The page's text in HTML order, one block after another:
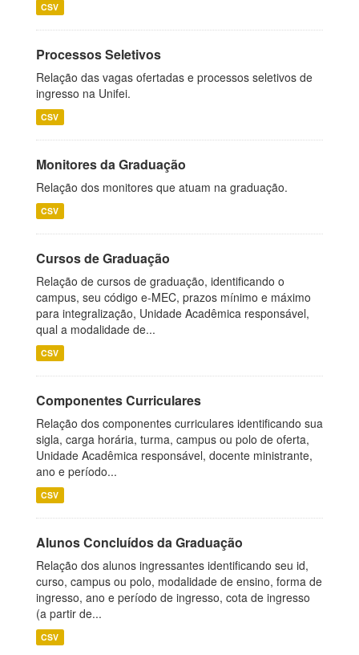
CSV
Processos Seletivos
Relação das vagas ofertadas e processos seletivos de
ingresso na Unifei.
CSV
Monitores da Graduação
Relação dos monitores que atuam na graduação.
CSV
Cursos de Graduação
Relação de cursos de graduação, identificando o
campus, seu código e-MEC, prazos mínimo e máximo
para integralização, Unidade Acadêmica responsável,
qual a modalidade de...
CSV
Componentes Curriculares
Relação dos componentes curriculares identificando sua
sigla, carga horária, turma, campus ou polo de oferta,
Unidade Acadêmica responsável, docente ministrante,
ano e período...
CSV
Alunos Concluídos da Graduação
Relação dos alunos ingressantes identificando seu id,
curso, campus ou polo, modalidade de ensino, forma de
ingresso, ano e período de ingresso, cota de ingresso
(a partir de...
CSV